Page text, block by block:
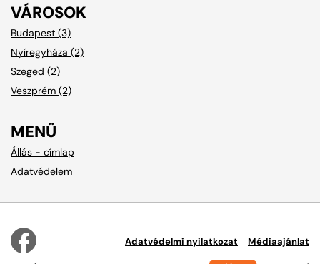
VÁROSOK
Budapest (3)
Nyíregyháza (2)
Szeged (2)
Veszprém (2)
MENÜ
Állás - címlap
Adatvédelem
Adatvédelmi nyilatkozat Médiaajánlat